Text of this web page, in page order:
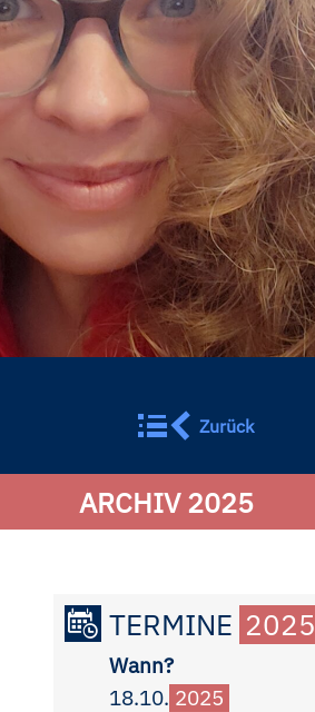
Zurück
ARCHIV 2025
TERMINE 2025
Wann?
18.10. 2025